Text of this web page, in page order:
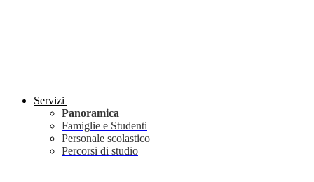
Servizi
Panoramica
Famiglie e Studenti
Personale scolastico
Percorsi di studio